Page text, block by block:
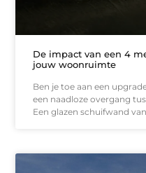
De impact van een 4
jouw woonruimte
Ben je toe aan een
een naadloze overgang
Een glazen schuifwand